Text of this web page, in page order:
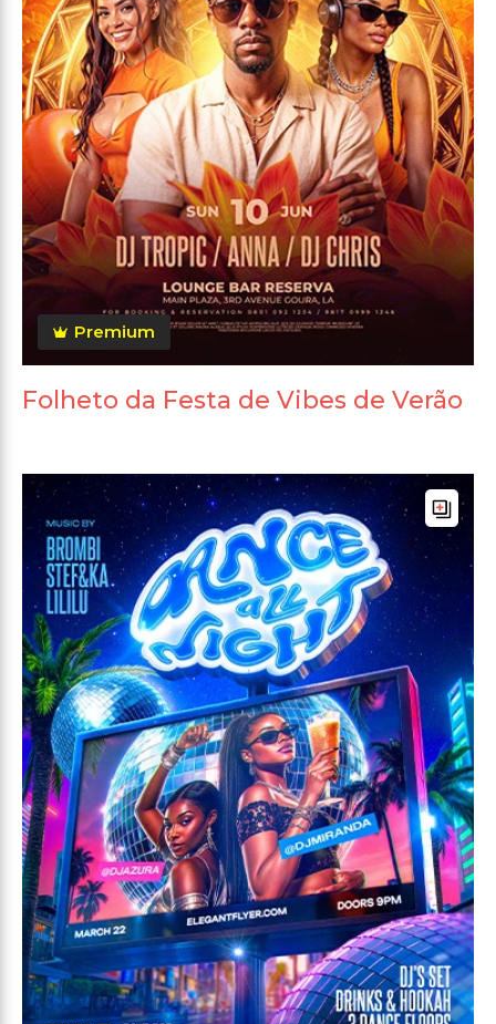
Premium
Folheto da Festa de Vibes de Verão